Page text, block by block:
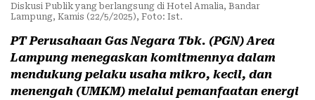
Diskusi Publik yang berlangsung di Hotel Amalia, Bandar
Lampung, Kamis (22/5/2025), Foto: Ist.
PT Perusahaan Gas Negara Tbk. (PGN) Area
Lampung menegaskan komitmennya dalam
mendukung pelaku usaha mikro, kecil, dan
menengah (UMKM) melalui pemanfaatan energi